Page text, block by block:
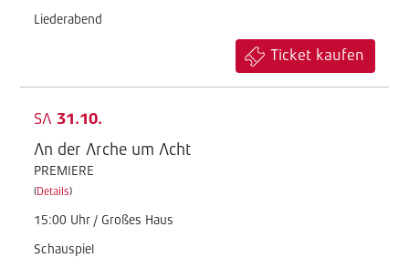
Liederabend
Ticket kaufen
SA 31.10.
An der Arche um Acht
PREMIERE
(Details)
15:00 Uhr / Großes Haus
Schauspiel